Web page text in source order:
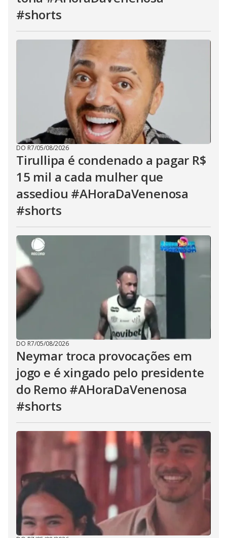
#shorts
DO R7/05/08/2026
Tirullipa é condenado a pagar R$
15 mil a cada mulher que
assediou #AHoraDaVenenosa
#shorts
DO R7/05/08/2026
Neymar troca provocações em
jogo e é xingado pelo presidente
do Remo #AHoraDaVenenosa
#shorts